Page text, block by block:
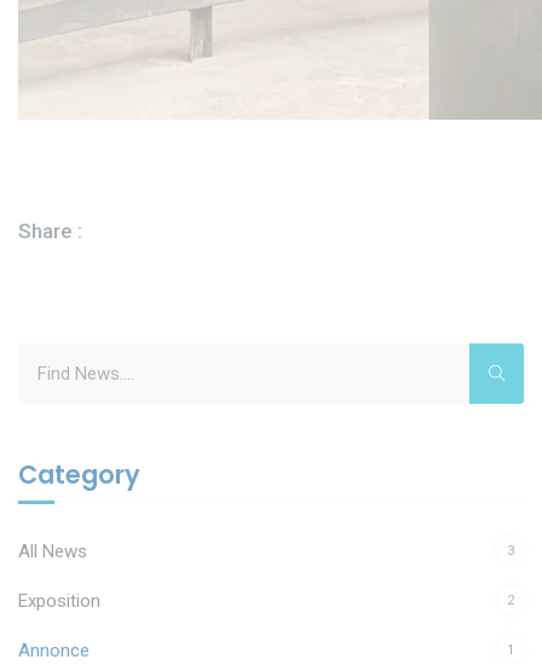
Share :
Category
All News 3
Exposition 2
Annonce 1